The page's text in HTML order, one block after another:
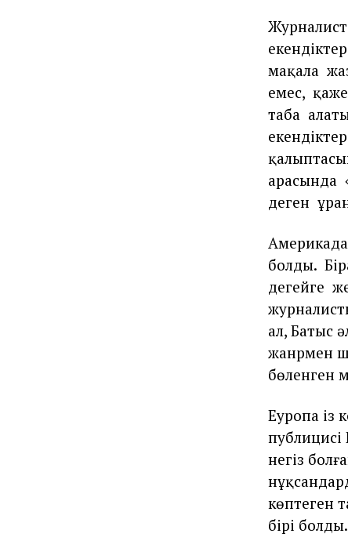
мақала
емес,
таба
арасында
деген
Америкада
болды.
деңгейге
ал, Батыс
жанрмен
бөленген
Еуропа із
публицисі
негіз
көптеген
бірі болды.